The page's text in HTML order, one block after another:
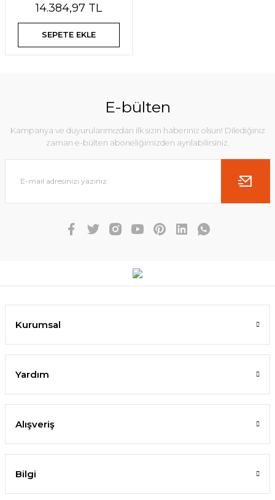
14.384,97 TL
SEPETE EKLE
E-bülten
Kampanya ve duyurularımızdan ilk sizin haberiniz olsun! Dilediğiniz
zaman e-bülten aboneliğimizden ayrılabilirsiniz.
Kurumsal
Yardım
Alışveriş
Bilgi